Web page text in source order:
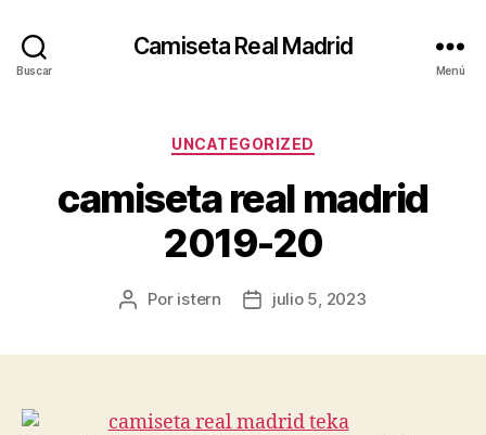
Buscar
Camiseta Real Madrid
Menú
Categorías
UNCATEGORIZED
camiseta real madrid
2019-20
Autor
Por istern
Fechajulio 5, 2023